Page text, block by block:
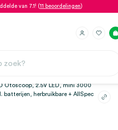
van 7.1! (11 beoordelingen)
Otoscoop, 2.5V LED, mini 3000
batterijen, herbruikbare + AllSpec